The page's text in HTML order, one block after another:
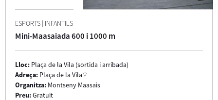
ESPORTS | INFANTILS
Mini-Maasaiada 600 i 1000 m
Lloc: Plaça de la Vila (sortida i arribada)
Adreça: Plaça de la Vila
Organitza: Montseny Maasais
Preu:Gratuït